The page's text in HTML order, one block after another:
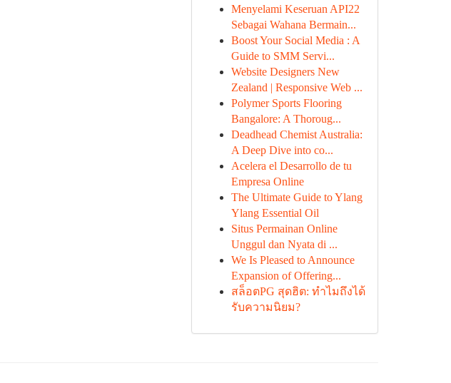
Menyelami Keseruan API22
Sebagai Wahana Bermain...
Boost Your Social Media : A
Guide to SMM Servi...
Website Designers New
Zealand | Responsive Web ...
Polymer Sports Flooring
Bangalore: A Thoroug...
Deadhead Chemist Australia:
A Deep Dive into co...
Acelera el Desarrollo de tu
Empresa Online
The Ultimate Guide to Ylang
Ylang Essential Oil
Situs Permainan Online
Unggul dan Nyata di ...
We Is Pleased to Announce
Expansion of Offering...
สล็อตPG สุดฮิต: ทำไมถึงได้
รับความนิยม?